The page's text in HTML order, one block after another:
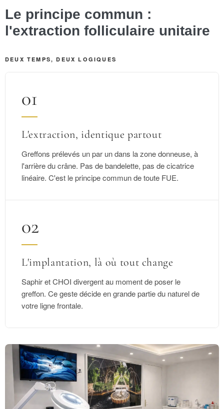
Le principe commun :
l'extraction folliculaire unitaire
DEUX TEMPS, DEUX LOGIQUES
01
L'extraction, identique partout
Greffons prélevés un par un dans la zone donneuse, à
l'arrière du crâne. Pas de bandelette, pas de cicatrice
linéaire. C'est le principe commun de toute FUE.
02
L'implantation, là où tout change
Saphir et CHOI divergent au moment de poser le
greffon. Ce geste décide en grande partie du naturel de
votre ligne frontale.